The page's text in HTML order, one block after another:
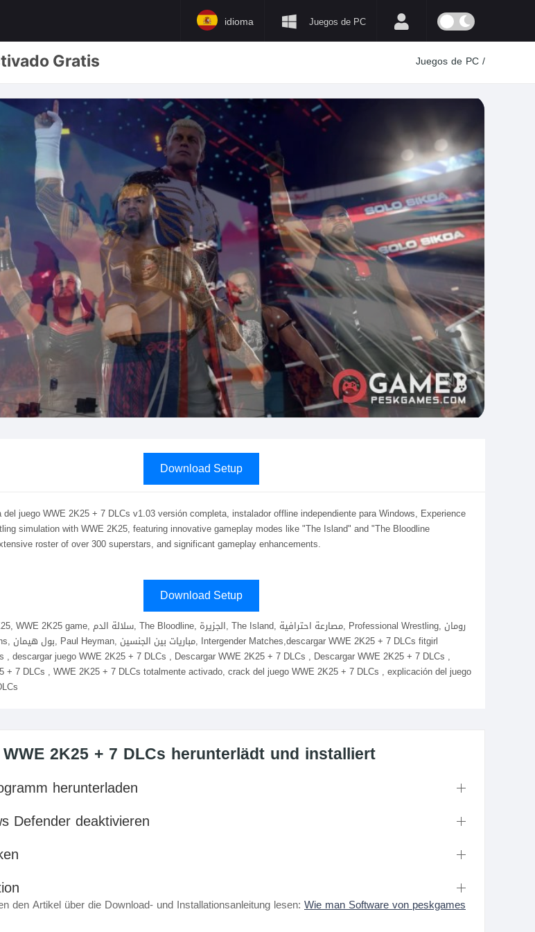
Juegos de PC
idioma
Gratis Juegos de PC/
Download Setup
del juego WWE 2K25 + 7 DLCs v1.03 versión completa, instalador offline independiente para Windows, Experience
simulation with WWE 2K25, featuring innovative gameplay modes like "The Island" and "The Bloodline
roster of over 300 superstars, and significant gameplay enhancements.
Download Setup
, descargar juego WWE 2K25 + 7 DLCs , Descargar WWE 2K25 + 7 DLCs , Descargar WWE 2K25 + 7 DLCs ,
+ 7 DLCs , WWE 2K25 + 7 DLCs totalmente activado, crack del juego WWE 2K25 + 7 DLCs , explicación del juego
2K25 + 7 DLCs herunterlädt und installiert
herunterladen
Defender deaktivieren
den Artikel über die Download- und Installationsanleitung lesen: Wie man Software von peskgames